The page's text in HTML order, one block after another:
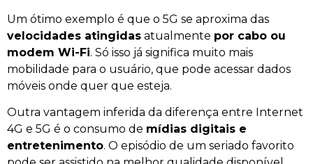
Um ótimo exemplo é que o 5G se aproxima das
velocidades atingidas atualmente por cabo ou
modem Wi-Fi. Só isso já significa muito mais
mobilidade para o usuário, que pode acessar dados
móveis onde quer que esteja.
Outra vantagem inferida da diferença entre Internet
4G e 5G é o consumo de mídias digitais e
entretenimento. O episódio de um seriado favorito